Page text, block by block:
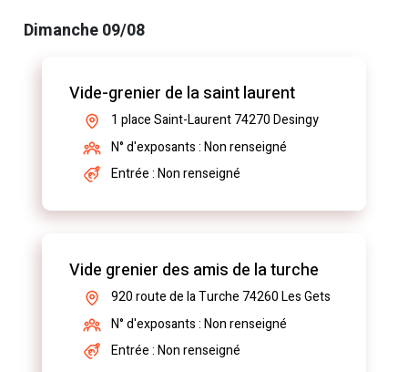
Dimanche 09/08
Vide-grenier de la saint laurent
1 place Saint-Laurent 74270 Desingy
N° d'exposants : Non renseigné
Entrée : Non renseigné
Vide grenier des amis de la turche
920 route de la Turche 74260 Les Gets
N° d'exposants : Non renseigné
Entrée : Non renseigné